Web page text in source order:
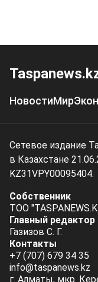
НовостиМир
Сетевое издание
в Казахстане
KZ31VPY00095404.
Собственник
ТОО
Главный редактор
Газизов С. Г.
Контакты
+7 (707) 679 34 35
info@taspanews.kz
г. Алматы, мкр.